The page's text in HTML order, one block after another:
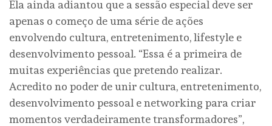
Ela ainda adiantou que a sessão especial deve ser
apenas o começo de uma série de ações
envolvendo cultura, entretenimento, lifestyle e
desenvolvimento pessoal. “Essa é a primeira de
muitas experiências que pretendo realizar.
Acredito no poder de unir cultura, entretenimento,
desenvolvimento pessoal e networking para criar
momentos verdadeiramente transformadores”,